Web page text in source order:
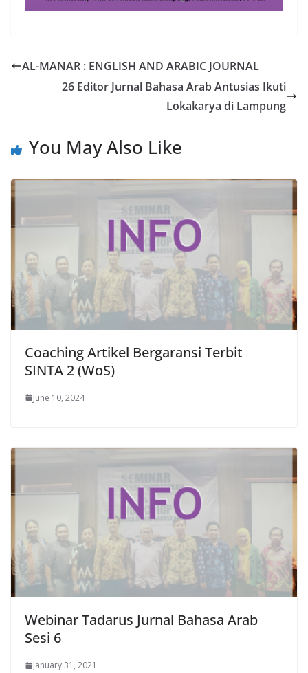
AL-MANAR : ENGLISH AND ARABIC JOURNAL
26 Editor Jurnal Bahasa Arab Antusias Ikuti
Lokakarya di Lampung
You May Also Like
Coaching Artikel Bergaransi Terbit
SINTA 2 (WoS)
June 10, 2024
Webinar Tadarus Jurnal Bahasa Arab
Sesi 6
January 31, 2021